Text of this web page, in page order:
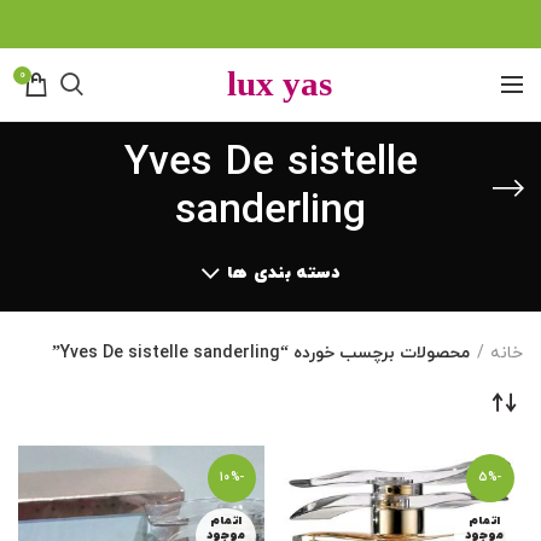
0
Yves De sistelle
sanderling
دسته بندی ها
خانه محصولات برچسب خورده “Yves De sistelle sanderling”
-5%
اتمام
موجود
-10%
اتمام
موجود